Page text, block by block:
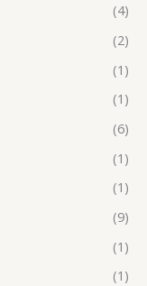
(4)
(2)
(1)
(1)
(6)
(1)
(1)
(9)
(1)
(1)